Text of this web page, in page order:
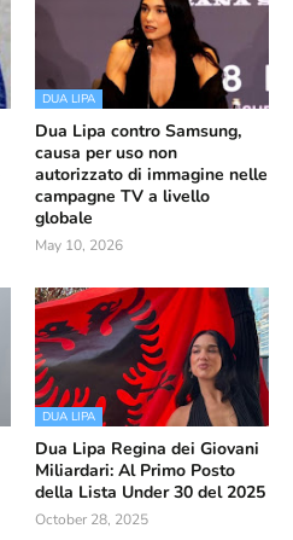
DUA LIPA
Dua Lipa contro Samsung,
causa per uso non
autorizzato di immagine nelle
campagne TV a livello
globale
May 10, 2026
DUA LIPA
Dua Lipa Regina dei Giovani
Miliardari: Al Primo Posto
della Lista Under 30 del 2025
October 28, 2025